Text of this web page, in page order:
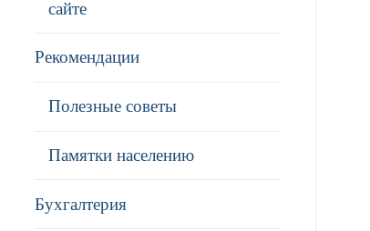
сайте
Рекомендации
Полезные советы
Памятки населению
Бухгалтерия